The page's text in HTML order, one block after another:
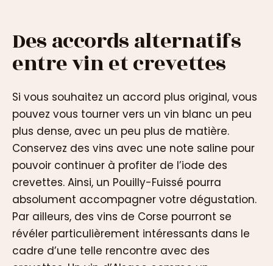
Des accords alternatifs
entre vin et crevettes
Si vous souhaitez un accord plus original, vous
pouvez vous tourner vers un vin blanc un peu
plus dense, avec un peu plus de matière.
Conservez des vins avec une note saline pour
pouvoir continuer à profiter de l’iode des
crevettes. Ainsi, un Pouilly-Fuissé pourra
absolument accompagner votre dégustation.
Par ailleurs, des vins de Corse pourront se
révéler particulièrement intéressants dans le
cadre d’une telle rencontre avec des